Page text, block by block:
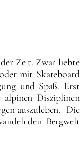
Zeit. Zwar liebte
mit Skateboard
und Spaß. Erst
alpinen Disziplinen
auszuleben.  Die
Bergwelt